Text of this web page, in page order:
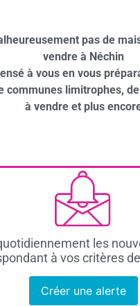
pas de
vendre à Néchin
à vous en vous
communes limitrophes,
à vendre et plus
les
à vos critères
Créer une alerte